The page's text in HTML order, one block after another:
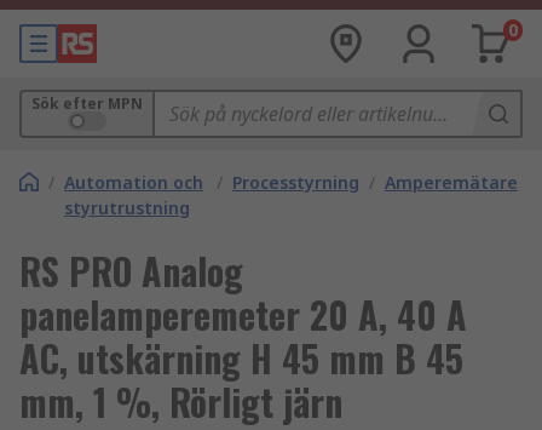
0
Sök efter MPN
/ Automation och
styrutrustning
/ Processtyrning / Amperemätare
RS PRO Analog
panelamperemeter 20 A, 40 A
AC, utskärning H 45 mm B 45
mm, 1 %, Rörligt järn